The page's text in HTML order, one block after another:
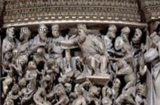
Arquitectura
de Terror
Comentando
a ...
Patologías
de las
cosas
Salas de
Museos